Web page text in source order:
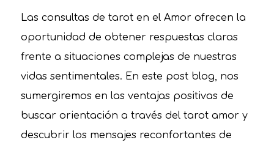
Las consultas de tarot en el Amor ofrecen la
oportunidad de obtener respuestas claras
frente a situaciones complejas de nuestras
vidas sentimentales. En este post blog, nos
sumergiremos en las ventajas positivas de
buscar orientación a través del tarot amor y
descubrir los mensajes reconfortantes de